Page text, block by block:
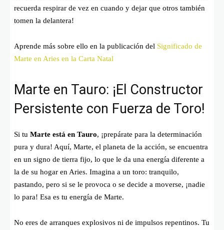
recuerda respirar de vez en cuando y dejar que otros también
tomen la delantera!
Aprende más sobre ello en la publicación del Significado de
Marte en Aries en la Carta Natal
Marte en Tauro: ¡El Constructor
Persistente con Fuerza de Toro!
Si tu Marte está en Tauro, ¡prepárate para la determinación
pura y dura! Aquí, Marte, el planeta de la acción, se encuentra
en un signo de tierra fijo, lo que le da una energía diferente a
la de su hogar en Aries. Imagina a un toro: tranquilo,
pastando, pero si se le provoca o se decide a moverse, ¡nadie
lo para! Esa es tu energía de Marte.
No eres de arranques explosivos ni de impulsos repentinos. Tu